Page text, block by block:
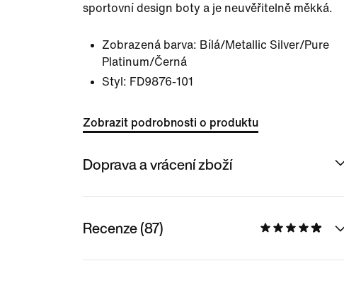
sportovní design boty a je neuvěřitelně měkká.
Zobrazená barva: Bílá/Metallic Silver/Pure
Platinum/Černá
Styl: FD9876-101
Zobrazit podrobnosti o produktu
Doprava a vrácení zboží
Recenze (87)